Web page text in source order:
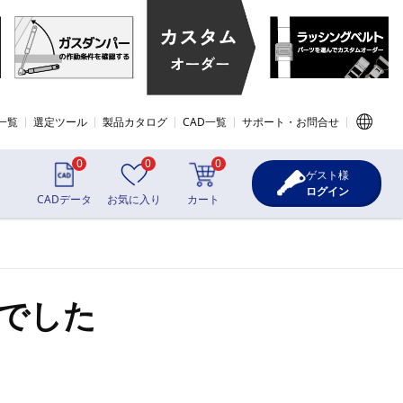
覧 選定ツール 製品カタログ CAD一覧 サポート・お問合せ
0
CADデータ
0
お気に入り
0
カート
ゲスト様
ログイン
した